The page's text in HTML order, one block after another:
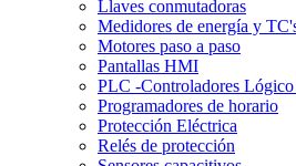
Llaves conmutadoras
Medidores de energía y
Motores paso a paso
Pantallas HMI
PLC -Controladores Lógico
Programadores de horario
Protección Eléctrica
Relés de protección